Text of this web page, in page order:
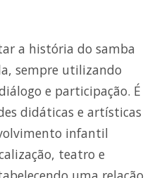
a história do samba
sempre utilizando
e participação. É
didáticas e artísticas
infantil
teatro e